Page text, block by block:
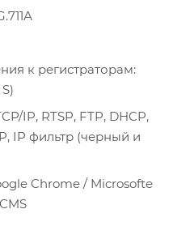
к регистраторам:
IP, RTSP, FTP, DHCP,
IP фильтр (черный и
Chrome / Microsofte